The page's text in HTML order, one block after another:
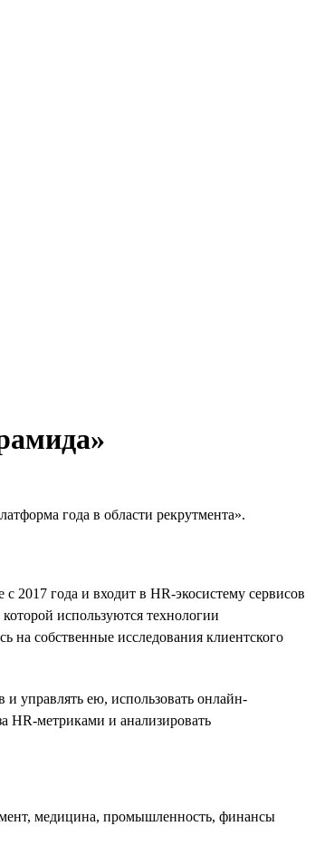
года в области рекрутмента».
2017 года и входит в HR-экосистему сервисов
используются технологии
на собственные исследования клиентского
управлять ею, использовать онлайн-
HR-метриками и анализировать
медицина, промышленность, финансы